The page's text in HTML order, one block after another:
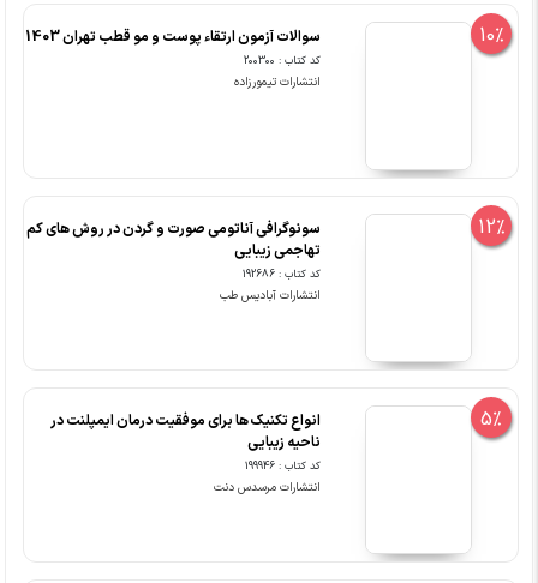
10% سوالات آزمون ارتقاء پوست و مو قطب تهران 1403
کد کتاب : 200300
انتشارات تیمورزاده
12%
سونوگرافی آناتومی صورت و گردن در روش های کم
تهاجمی زیبایی
کد کتاب : 192686
انتشارات آبادیس طب
5%
انواع تکنیک ها برای موفقیت درمان ایمپلنت در
ناحیه زیبایی
کد کتاب : 199946
انتشارات مرسدس دنت